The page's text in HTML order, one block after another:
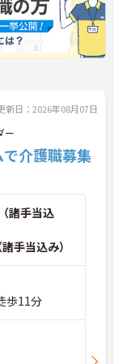
新日：2026年08月07日
ー
で介護職募集
諸手当込
手当込み）
歩11分